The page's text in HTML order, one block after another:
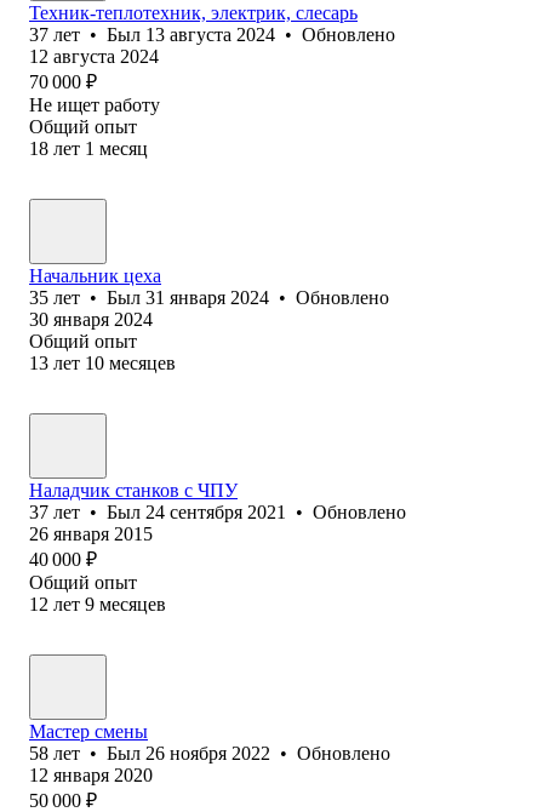
Техник-теплотехник, электрик, слесарь
37 лет • Был 13 августа 2024 • Обновлено
12 августа 2024
70 000 ₽
Не ищет работу
Общий опыт
18 лет 1 месяц
Начальник цеха
35 лет • Был 31 января 2024 • Обновлено
30 января 2024
Общий опыт
13 лет 10 месяцев
Наладчик станков с ЧПУ
37 лет • Был 24 сентября 2021 • Обновлено
26 января 2015
40 000 ₽
Общий опыт
12 лет 9 месяцев
Мастер смены
58 лет • Был 26 ноября 2022 • Обновлено
12 января 2020
50 000 ₽